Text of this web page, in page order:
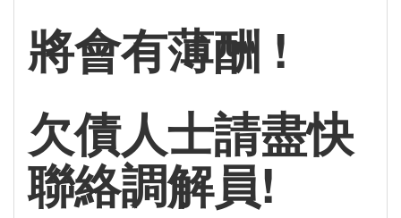
將會有薄酬 !
欠債人士請盡快
聯絡調解員!